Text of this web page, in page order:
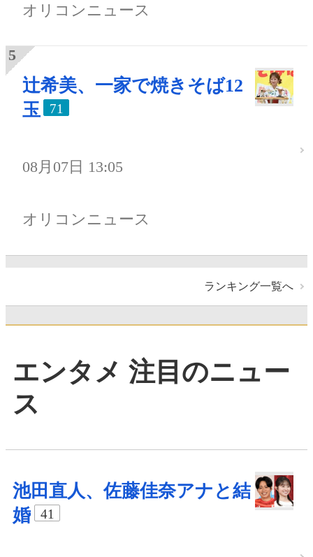
オリコンニュース
辻希美、一家で焼きそば12
玉
71
08月07日 13:05
オリコンニュース
ランキング一覧へ
エンタメ 注目のニュー
ス
池田直人、佐藤佳奈アナと結
婚
41